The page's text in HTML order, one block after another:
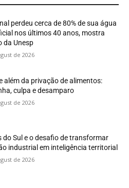
perdeu cerca de 80% de sua água
nos últimos 40 anos, mostra
da Unesp
de 2026
além da privação de alimentos:
culpa e desamparo
de 2026
do Sul e o desafio de transformar
industrial em inteligência territorial
de 2026